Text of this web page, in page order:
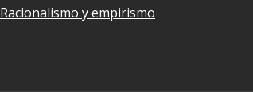
y empirismo